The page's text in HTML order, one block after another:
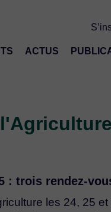
ACTUS
: trois rendez-
les 24, 25